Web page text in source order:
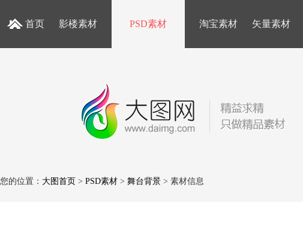
首页 影楼素材 PSD素材 淘宝素材 矢量素材
您的位置： 大图首页 > PSD素材 > 舞台背景 > 素材信息